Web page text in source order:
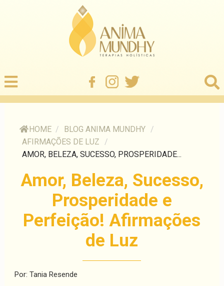
HOME / BLOG ANIMA MUNDHY /
AFIRMAÇÕES DE LUZ
/
AMOR, BELEZA, SUCESSO, PROSPERIDADE...
Amor, Beleza, Sucesso,
Prosperidade e
Perfeição! Afirmações
de Luz
Por: Tania Resende